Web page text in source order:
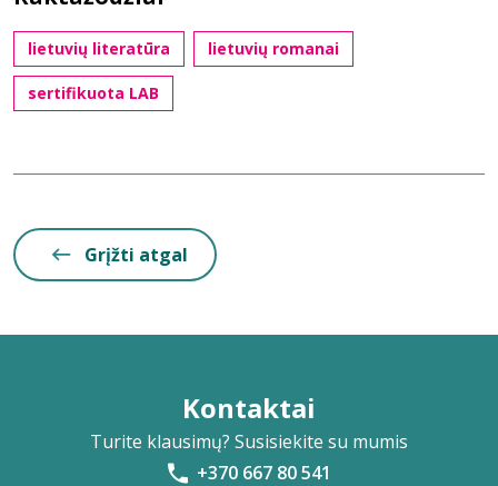
lietuvių literatūra lietuvių romanai
sertifikuota LAB
Grįžti atgal
Kontaktai
Turite klausimų? Susisiekite su mumis
+370 667 80 541